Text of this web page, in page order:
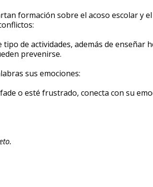
formación sobre el acoso escolar y
de actividades, además de enseñar
prevenirse.
sus emociones:
o esté frustrado, conecta con su